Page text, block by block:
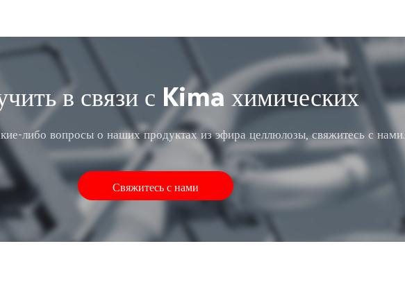
в связи с Kima химических
либо вопросы о наших продуктах из эфира целлюлозы, свяжитесь с нами.
Свяжитесь с нами